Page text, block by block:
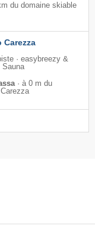
du domaine skiable
Carezza
· easybreezy &
Sauna
· à 0 m du